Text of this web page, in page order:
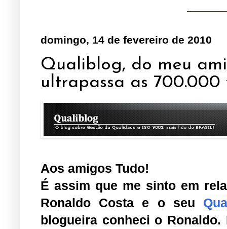
domingo, 14 de fevereiro de 2010
Qualiblog, do meu
ultrapassa as 700.000
Aos amigos Tudo!
É assim que me sinto em
Ronaldo Costa e o seu
blogueira conheci o